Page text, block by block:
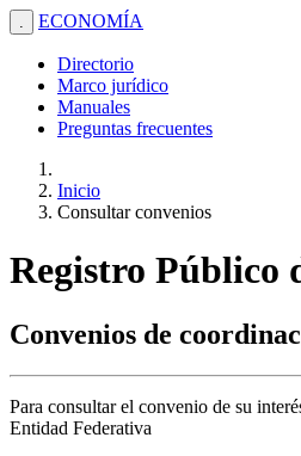
. ECONOMÍA
Directorio
Marco jurídico
Manuales
Preguntas frecuentes
Inicio
Consultar convenios
Registro Público
Convenios de
Para consultar el convenio de su
Entidad Federativa